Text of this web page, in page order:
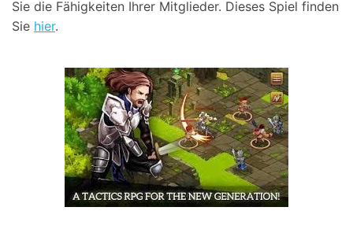
Sie die Fähigkeiten Ihrer Mitglieder. Dieses Spiel finden
Sie hier.